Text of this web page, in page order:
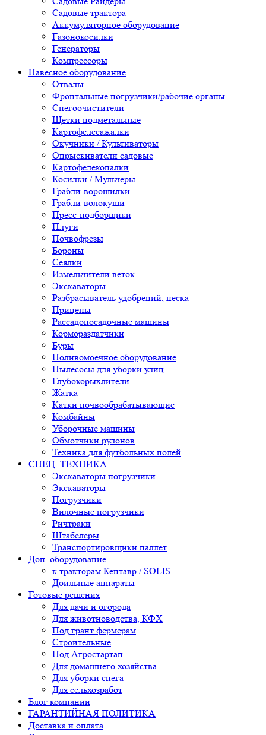
Садовые трактора
Аккумуляторное оборудование
Газонокосилки
Генераторы
Компрессоры
Навесное оборудование
Отвалы
Фронтальные погрузчики/рабочие органы
Снегоочистители
Щётки подметальные
Картофелесажалки
Окучники / Культиваторы
Опрыскиватели садовые
Картофелекопалки
Косилки / Мульчеры
Грабли-ворошилки
Грабли-волокуши
Пресс-подборщики
Плуги
Почвофрезы
Бороны
Сеялки
Измельчители веток
Экскаваторы
Разбрасыватель удобрений, песка
Прицепы
Рассадопосадочные машины
Кормораздатчики
Буры
Поливомоечное оборудование
Пылесосы для уборки улиц
Глубокорыхлители
Жатка
Катки почвообрабатывающие
Комбайны
Уборочные машины
Обмотчики рулонов
Техника для футбольных полей
СПЕЦ. ТЕХНИКА
Экскаваторы погрузчики
Экскаваторы
Погрузчики
Вилочные погрузчики
Ричтраки
Штабелеры
Транспортировщики паллет
Доп. оборудование
к тракторам Кентавр / SOLIS
Доильные аппараты
Готовые решения
Для дачи и огорода
Для животноводства, КФХ
Под грант фермерам
Строительные
Под Агростартап
Для домашнего хозяйства
Для уборки снега
Для сельхозработ
Блог компании
ГАРАНТИЙНАЯ ПОЛИТИКА
Доставка и оплата